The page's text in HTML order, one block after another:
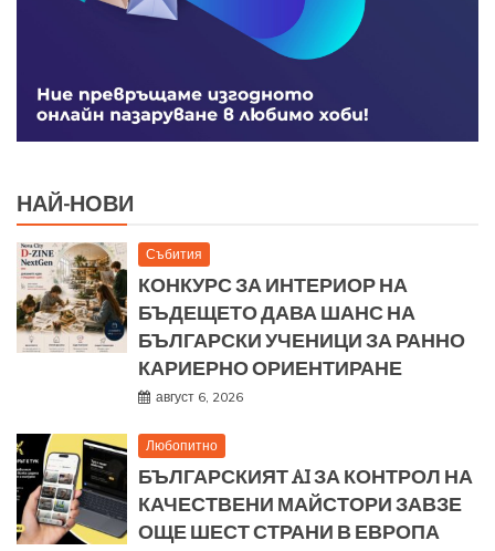
НАЙ-НОВИ
Събития
КОНКУРС ЗА ИНТЕРИОР НА
БЪДЕЩЕТО ДАВА ШАНС НА
БЪЛГАРСКИ УЧЕНИЦИ ЗА РАННО
КАРИЕРНО ОРИЕНТИРАНЕ
август 6, 2026
Любопитно
БЪЛГАРСКИЯТ AI ЗА КОНТРОЛ НА
КАЧЕСТВЕНИ МАЙСТОРИ ЗАВЗЕ
ОЩЕ ШЕСТ СТРАНИ В ЕВРОПА